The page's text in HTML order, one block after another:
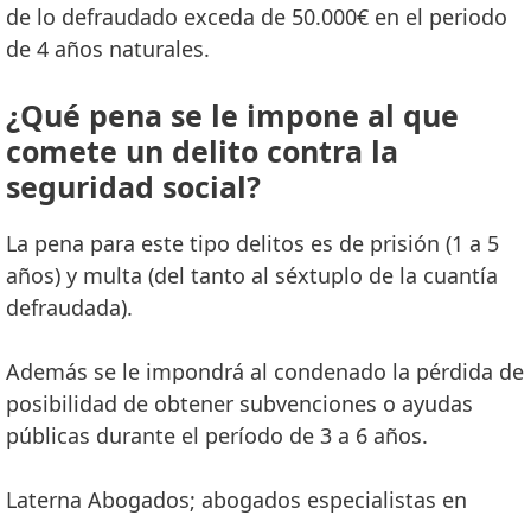
de lo defraudado exceda de 50.000€ en el periodo
de 4 años naturales.
¿Qué pena se le impone al que
comete un delito contra la
seguridad social?
La pena para este tipo delitos es de prisión (1 a 5
años) y multa (del tanto al séxtuplo de la cuantía
defraudada).
Además se le impondrá al condenado la pérdida de
posibilidad de obtener subvenciones o ayudas
públicas durante el período de 3 a 6 años.
Laterna Abogados; abogados especialistas en